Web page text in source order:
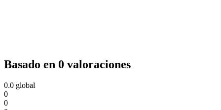
Basado en 0 valoraciones
0.0 global
0
0